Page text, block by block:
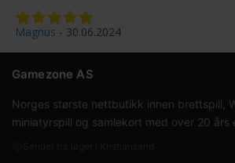
Magnus 30.06.2024
Gamezone AS
Norges største nettbutikk innen brettspill,
miniatyrspill og samlekort med over 20 års